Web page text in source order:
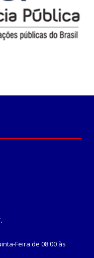
Feira de 08:00 às